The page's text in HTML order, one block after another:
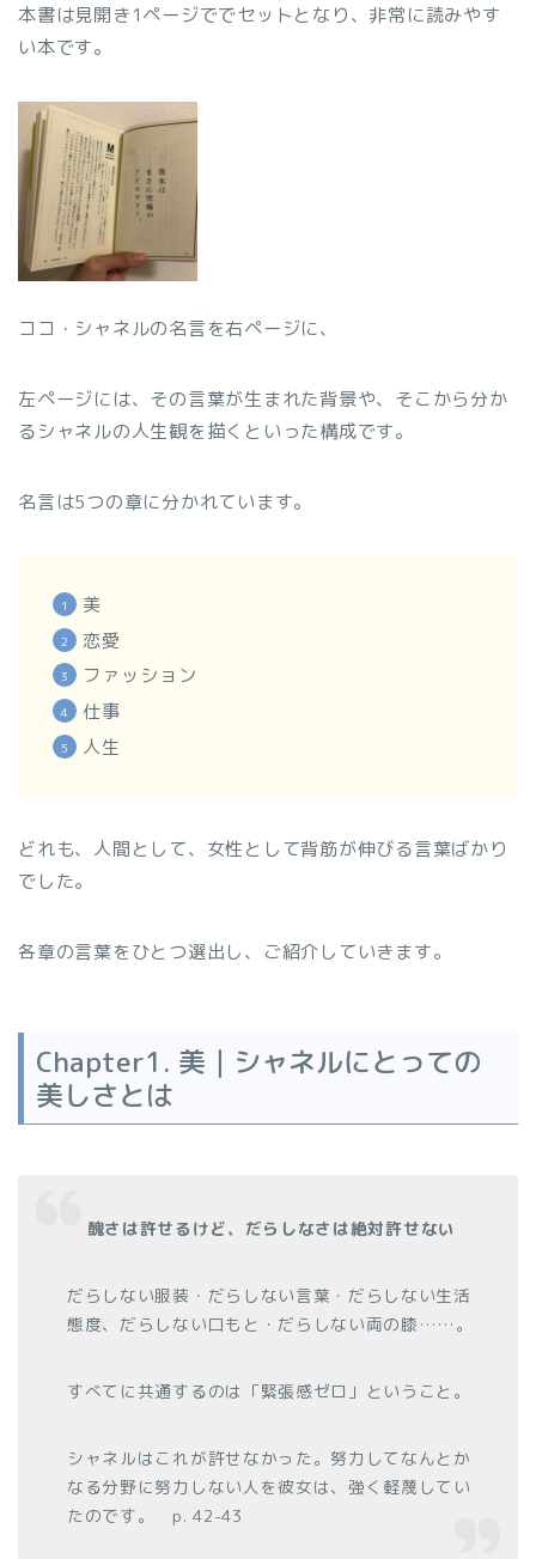
本書は見開き1ページででセットとなり、非常に読みやす
い本です。
ココ・シャネルの名言を右ページに、
左ページには、その言葉が生まれた背景や、そこから分か
るシャネルの人生観を描くといった構成です。
名言は5つの章に分かれています。
美
恋愛
ファッション
仕事
人生
どれも、人間として、女性として背筋が伸びる言葉ばかり
でした。
各章の言葉をひとつ選出し、ご紹介していきます。
Chapter1. 美｜シャネルにとっての
美しさとは
醜さは許せるけど、だらしなさは絶対許せない
だらしない服装・だらしない言葉・だらしない生活
態度、だらしない口もと・だらしない両の膝……。
すべてに共通するのは「緊張感ゼロ」ということ。
シャネルはこれが許せなかった。努力してなんとか
なる分野に努力しない人を彼女は、強く軽蔑してい
たのです。 p. 42-43